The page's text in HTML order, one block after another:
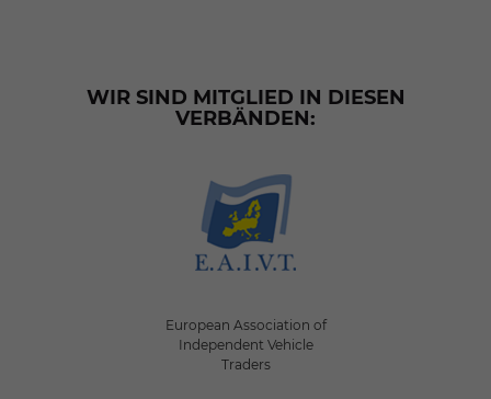
WIR SIND MITGLIED IN DIESEN
VERBÄNDEN:
European Association of
Independent Vehicle
Traders